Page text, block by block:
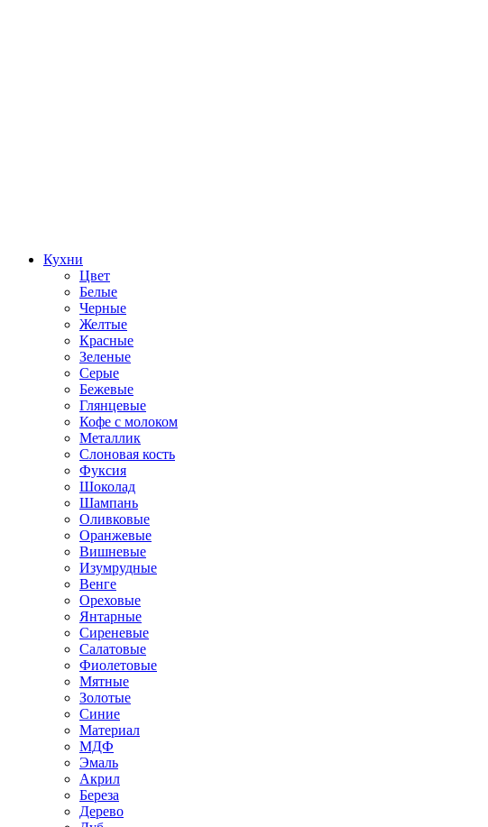
Кухни
Цвет
Белые
Черные
Желтые
Красные
Зеленые
Серые
Бежевые
Глянцевые
Кофе с молоком
Металлик
Слоновая кость
Фуксия
Шоколад
Шампань
Оливковые
Оранжевые
Вишневые
Изумрудные
Венге
Ореховые
Янтарные
Сиреневые
Салатовые
Фиолетовые
Мятные
Золотые
Синие
Материал
МДФ
Эмаль
Акрил
Береза
Дерево